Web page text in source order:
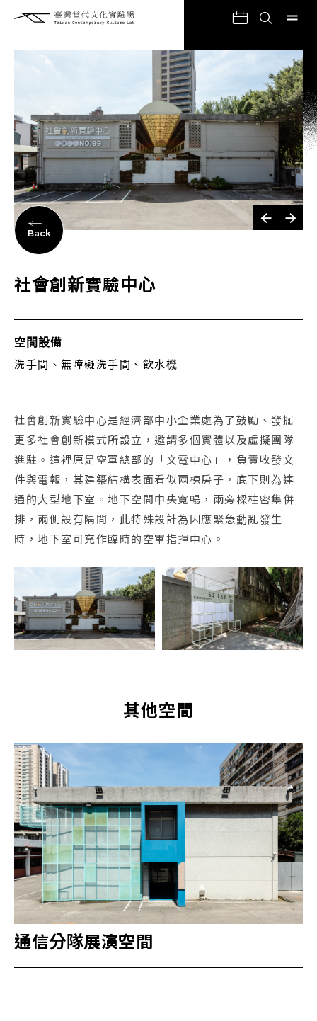
Back
社會創新實驗中心
空間設備
洗手間、無障礙洗手間、飲水機
社會創新實驗中心是經濟部中小企業處為了鼓勵、發掘
更多社會創新模式所設立，邀請多個實體以及虛擬團隊
進駐。這裡原是空軍總部的「文電中心」，負責收發文
件與電報，其建築結構表面看似兩棟房子，底下則為連
通的大型地下室。地下空間中央寬暢，兩旁樑柱密集併
排，兩側設有隔間，此特殊設計為因應緊急動亂發生
時，地下室可充作臨時的空軍指揮中心。
其他空間
通信分隊展演空間